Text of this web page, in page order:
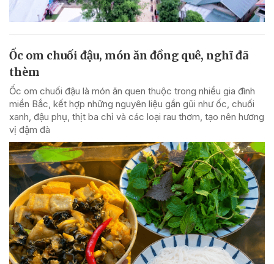
Ốc om chuối đậu, món ăn đồng quê, nghĩ đã
thèm
Ốc om chuối đậu là món ăn quen thuộc trong nhiều gia đình
miền Bắc, kết hợp những nguyên liệu gần gũi như ốc, chuối
xanh, đậu phụ, thịt ba chỉ và các loại rau thơm, tạo nên hương
vị đậm đà